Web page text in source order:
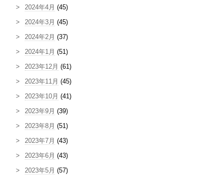
2024年4月 (45)
2024年3月 (45)
2024年2月 (37)
2024年1月 (51)
2023年12月 (61)
2023年11月 (45)
2023年10月 (41)
2023年9月 (39)
2023年8月 (51)
2023年7月 (43)
2023年6月 (43)
2023年5月 (57)